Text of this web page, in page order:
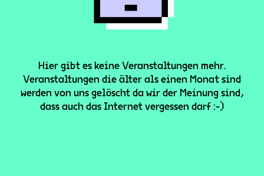
Hier gibt es keine Veranstaltungen mehr.
Veranstaltungen die älter als einen Monat sind
werden von uns gelöscht da wir der Meinung sind,
dass auch das Internet vergessen darf :-)